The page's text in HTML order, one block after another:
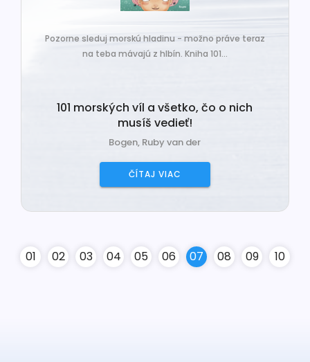
Pozorne sleduj morskú hladinu - možno práve teraz
na teba mávajú z hlbín. Kniha 101...
101 morských víl a všetko, čo o nich
musíš vedieť!
Bogen, Ruby van der
ČÍTAJ VIAC
01 02 03 04 05 06 07 08 09 10